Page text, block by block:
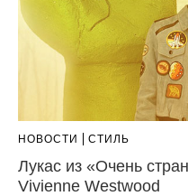
НОВОСТИ СТИЛЬ
Лукас из «Очень
Vivienne Westwood